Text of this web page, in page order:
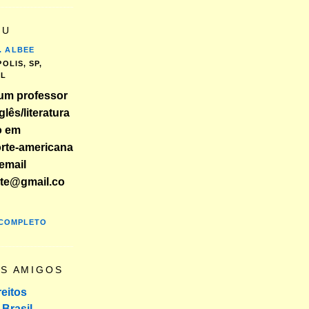
ALBEE
SP,
professor
literatura
em
americana
AMIGOS